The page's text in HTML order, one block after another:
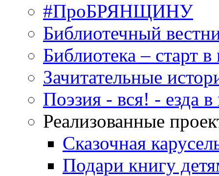
#ПроБРЯНЩИНУ
Библиотечный
Библиотека – старт
Зачитательные
Поэзия - вся! - езда в
Реализованные
Сказочная
Подари книгу